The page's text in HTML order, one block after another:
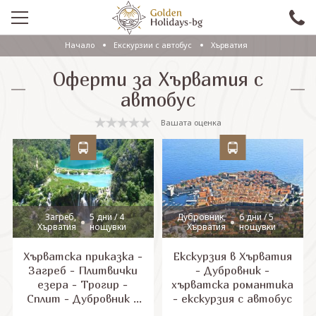
ПРОМО
EКСКУРЗИИ СЪС САМОЛЕТ
ЕКСКУРЗИИ С АВТОБУС
САМОЛЕТНИ ПОЧИВКИ
ПОЧИВКИ С АВТОБУС
ПРАЗНИЦИ
ЕКЗОТИКА
КРУИЗИ
Проверка на резервация
Начало Екскурзии с автобус Хърватия
Оферти за Хърватия с
автобус
Вашата оценка
Загреб,
Хърватия
5 дни / 4
нощувки
Хърватска приказка -
Загреб - Плитвички
езера - Трогир -
Сплит - Дубровник -
Дубровник,
Хърватия
6 дни / 5
нощувки
Екскурзия в Хърватия
- Дубровник -
хърватска романтика
- екскурзия с автобус